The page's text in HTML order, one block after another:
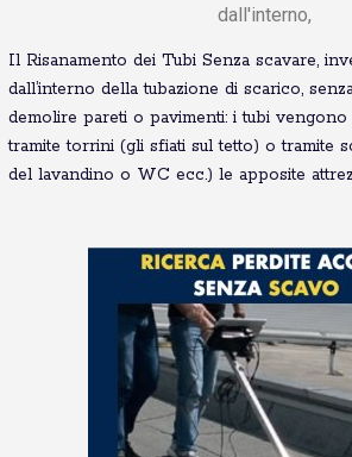
dall'interno,
Il Risanamento dei Tubi Senza scavare,
dall’interno della tubazione di scarico,
demolire pareti o pavimenti: i tubi vengono
tramite torrini (gli sfiati sul tetto) o tramite
del lavandino o WC ecc.) le apposite